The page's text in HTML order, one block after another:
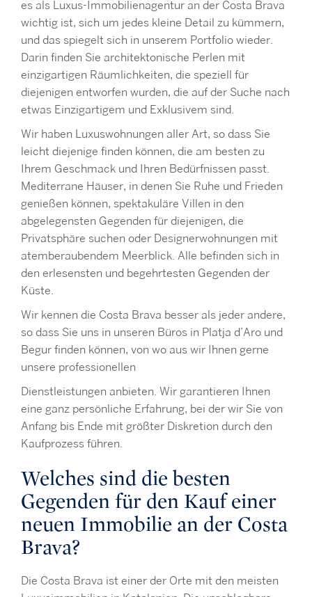
es als Luxus-Immobilienagentur an der Costa Brava
wichtig ist, sich um jedes kleine Detail zu kümmern,
und das spiegelt sich in unserem Portfolio wieder.
Darin finden Sie architektonische Perlen mit
einzigartigen Räumlichkeiten, die speziell für
diejenigen entworfen wurden, die auf der Suche nach
etwas Einzigartigem und Exklusivem sind.
Wir haben Luxuswohnungen aller Art, so dass Sie
leicht diejenige finden können, die am besten zu
Ihrem Geschmack und Ihren Bedürfnissen passt.
Mediterrane Häuser, in denen Sie Ruhe und Frieden
genießen können, spektakuläre Villen in den
abgelegensten Gegenden für diejenigen, die
Privatsphäre suchen oder Designerwohnungen mit
atemberaubendem Meerblick. Alle befinden sich in
den erlesensten und begehrtesten Gegenden der
Küste.
Wir kennen die Costa Brava besser als jeder andere,
so dass Sie uns in unseren Büros in Platja d’Aro und
Begur finden können, von wo aus wir Ihnen gerne
unsere professionellen
Dienstleistungen anbieten. Wir garantieren Ihnen
eine ganz persönliche Erfahrung, bei der wir Sie von
Anfang bis Ende mit größter Diskretion durch den
Kaufprozess führen.
Welches sind die besten
Gegenden für den Kauf einer
neuen Immobilie an der Costa
Brava?
Die Costa Brava ist einer der Orte mit den meisten